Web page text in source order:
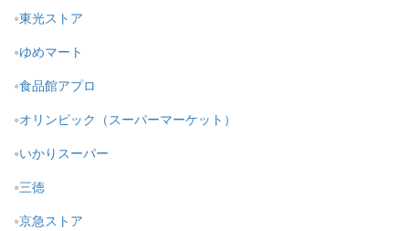
東光ストア
ゆめマート
食品館アプロ
オリンピック（スーパーマーケット）
いかりスーパー
三徳
京急ストア